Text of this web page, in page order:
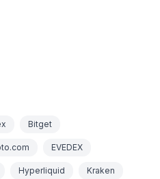
Bitget
EVEDEX
Hyperliquid Kraken